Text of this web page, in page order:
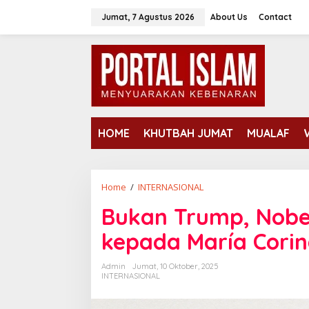
konten
Jumat, 7 Agustus 2026 About Us Contact
HOME KHUTBAH JUMAT MUALAF
Home / INTERNASIONAL
Nobel
Perdamaian
2025
kepada
Corina
Bukan Trump,
kepada María
Admin
Jumat, 10 Oktober, 2025
INTERNASIONAL